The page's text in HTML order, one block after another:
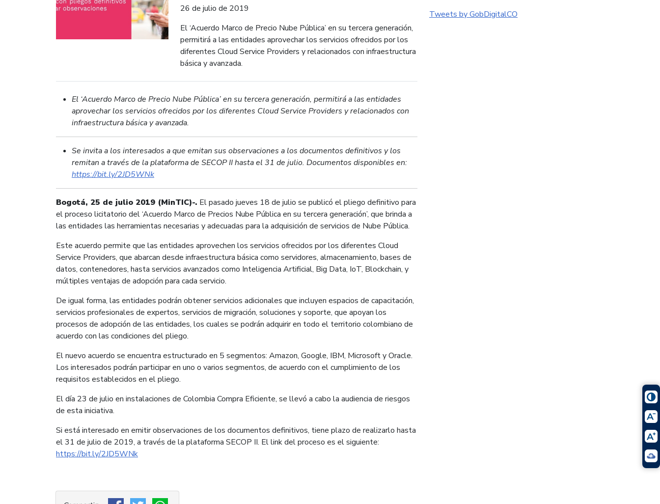
26 de julio de 2019
El ‘Acuerdo Marco de Precio Nube Pública’ en su tercera generación,
permitirá a las entidades aprovechar los servicios ofrecidos por los
diferentes Cloud Service Providers y relacionados con infraestructura
básica y avanzada.
El ‘Acuerdo Marco de Precio Nube Pública’ en su tercera generación, permitirá a las entidades
aprovechar los servicios ofrecidos por los diferentes Cloud Service Providers y relacionados con
infraestructura básica y avanzada.
Se invita a los interesados a que emitan sus observaciones a los documentos definitivos y los
remitan a través de la plataforma de SECOP II hasta el 31 de julio. Documentos disponibles en:
https://bit.ly/2JD5WNk
Bogotá, 25 de julio 2019 (MinTIC)-. El pasado jueves 18 de julio se publicó el pliego definitivo para
el proceso licitatorio del ‘Acuerdo Marco de Precios Nube Pública en su tercera generación’, que brinda a
las entidades las herramientas necesarias y adecuadas para la adquisición de servicios de Nube Pública.
Este acuerdo permite que las entidades aprovechen los servicios ofrecidos por los diferentes Cloud
Service Providers, que abarcan desde infraestructura básica como servidores, almacenamiento, bases de
datos, contenedores, hasta servicios avanzados como Inteligencia Artificial, Big Data, IoT, Blockchain, y
múltiples ventajas de adopción para cada servicio.
De igual forma, las entidades podrán obtener servicios adicionales que incluyen espacios de capacitación,
servicios profesionales de expertos, servicios de migración, soluciones y soporte, que apoyan los
procesos de adopción de las entidades, los cuales se podrán adquirir en todo el territorio colombiano de
acuerdo con las condiciones del pliego.
El nuevo acuerdo se encuentra estructurado en 5 segmentos: Amazon, Google, IBM, Microsoft y Oracle.
Los interesados podrán participar en uno o varios segmentos, de acuerdo con el cumplimiento de los
requisitos establecidos en el pliego.
El día 23 de julio en instalaciones de Colombia Compra Eficiente, se llevó a cabo la audiencia de riesgos
de esta iniciativa.
Si está interesado en emitir observaciones de los documentos definitivos, tiene plazo de realizarlo hasta
el 31 de julio de 2019, a través de la plataforma SECOP II. El link del proceso es el siguiente:
https://bit.ly/2JD5WNk
Tweets by GobDigitalCO